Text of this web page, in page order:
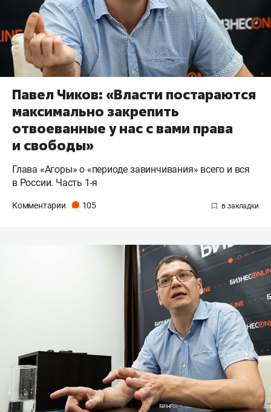
Павел Чиков: «Власти постараются
максимально закрепить
отвоеванные у нас с вами права
и свободы»
Глава «Агоры» о «периоде завинчивания» всего и вся
в России. Часть 1-я
Комментарии 105